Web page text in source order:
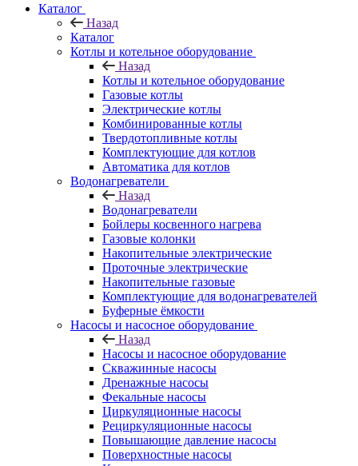
Каталог
Назад
Каталог
Котлы и котельное оборудование
Назад
Котлы и котельное оборудование
Газовые котлы
Электрические котлы
Комбинированные котлы
Твердотопливные котлы
Комплектующие для котлов
Автоматика для котлов
Водонагреватели
Назад
Водонагреватели
Бойлеры косвенного нагрева
Газовые колонки
Накопительные электрические
Проточные электрические
Накопительные газовые
Комплектующие для водонагревателей
Буферные ёмкости
Насосы и насосное оборудование
Назад
Насосы и насосное оборудование
Скважинные насосы
Дренажные насосы
Фекальные насосы
Циркуляционные насосы
Рециркуляционные насосы
Повышающие давление насосы
Поверхностные насосы